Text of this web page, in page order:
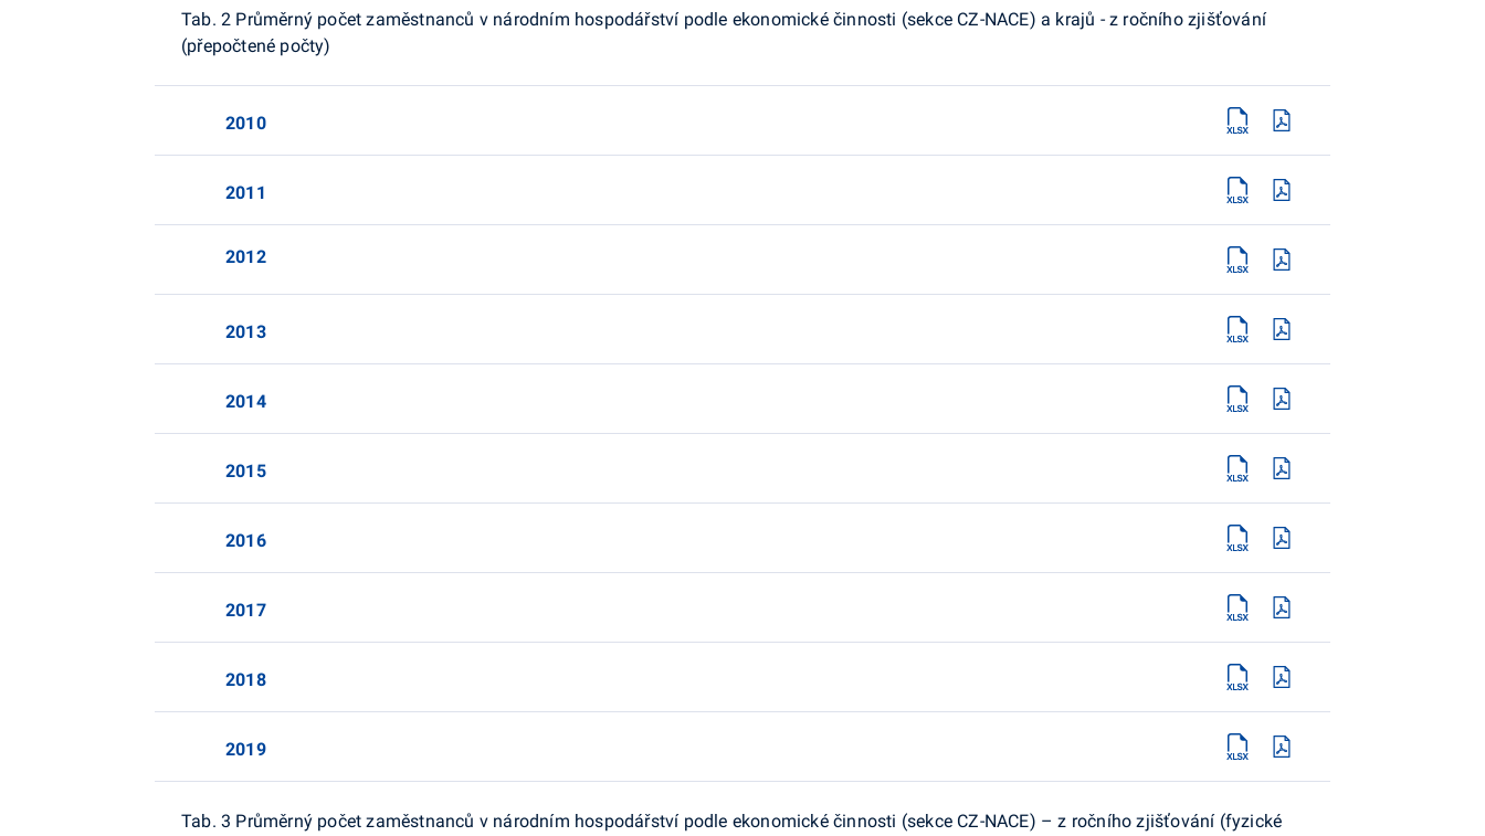
Tab. 2 Průměrný počet zaměstnanců v národním hospodářství podle ekonomické činnosti (sekce CZ-NACE) a krajů - z ročního zjišťování
(přepočtené počty)
2010
2011
2012
2013
2014
2015
2016
2017
2018
2019
Tab. 3 Průměrný počet zaměstnanců v národním hospodářství podle ekonomické činnosti (sekce CZ-NACE) – z ročního zjišťování (fyzické